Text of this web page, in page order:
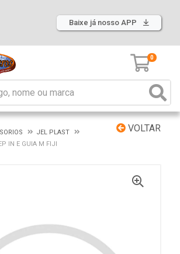
Baixe já nosso APP
0
VOLTAR
JEL PLAST
IN E GUIA M FIJI